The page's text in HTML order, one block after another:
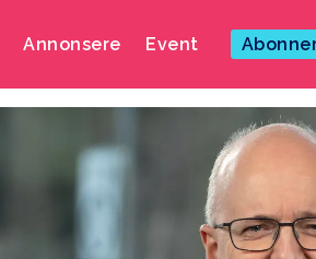
Annonsere Event